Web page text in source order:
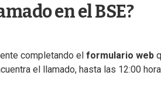
en el BSE?
completando el formulario web
el llamado, hasta las 12:00